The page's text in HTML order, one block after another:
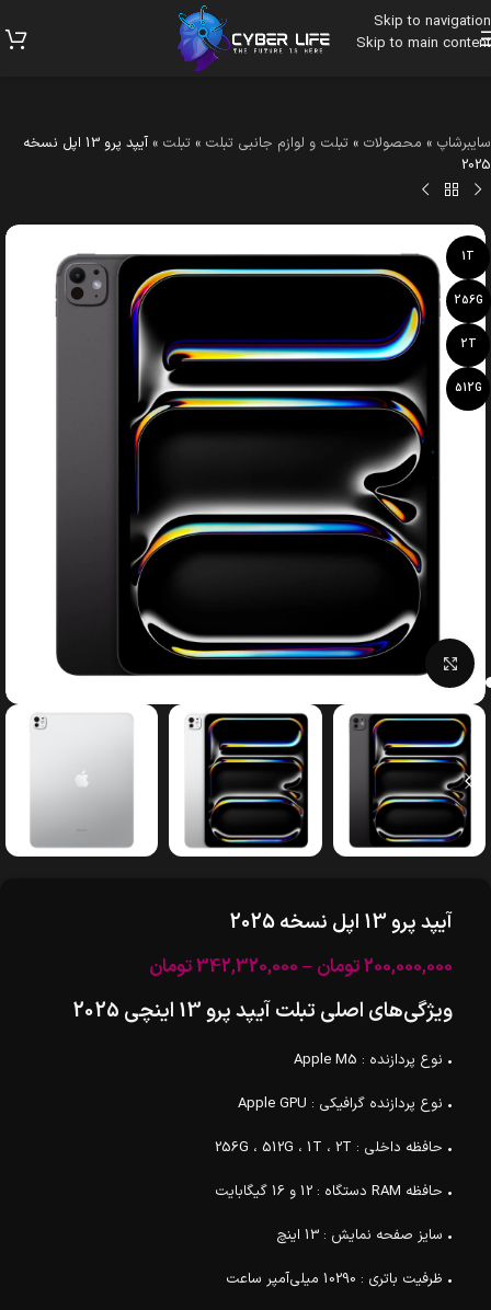
Skip to navigation
Skip to main content
سایبرشاپ » محصولات » تبلت و لوازم جانبی تبلت » تبلت »
آیپد پرو 13 اپل نسخه
2025
1T
256G
2T
512G
بزرگنمایی تصویر
آیپد پرو 13 اپل نسخه 2025
200,000,000تومان –
342,320,000تومان
ویژگی‌های اصلی تبلت آیپد پرو 13 اینچی 2025
• نوع پردازنده : Apple M5
• نوع پردازنده گرافیکی : Apple GPU
• حافظه داخلی : 256G ، 512G ، 1T ، 2T
• حافظه RAM دستگاه : 12 و 16 گیگابایت
• سایز صفحه نمایش : 13 اینچ
• ظرفیت باتری : 10290 میلی‌آمپر ساعت